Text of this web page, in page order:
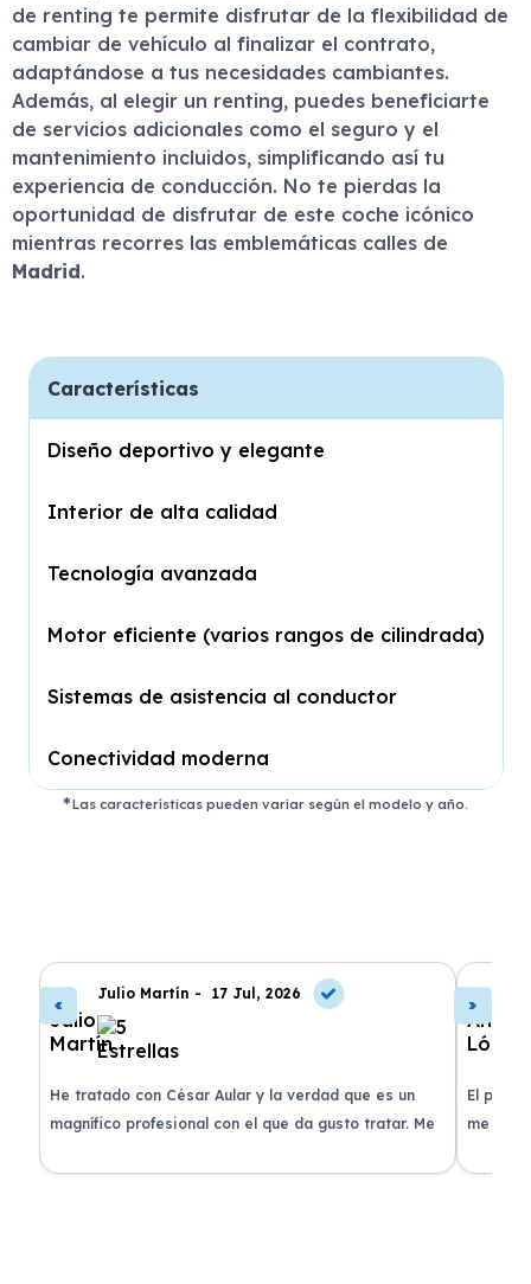
de renting te permite disfrutar de la flexibilidad de
cambiar de vehículo al finalizar el contrato,
adaptándose a tus necesidades cambiantes.
Además, al elegir un renting, puedes beneficiarte
de servicios adicionales como el seguro y el
mantenimiento incluidos, simplificando así tu
experiencia de conducción. No te pierdas la
oportunidad de disfrutar de este coche icónico
mientras recorres las emblemáticas calles de
Madrid.
Características
Diseño deportivo y elegante
Interior de alta calidad
Tecnología avanzada
Motor eficiente (varios rangos de cilindrada)
Sistemas de asistencia al conductor
Conectividad moderna
Las características pueden variar según el modelo y año.
Julio Martín - 17 Jul, 2026
He tratado con César Aular y la verdad que es un
magnífico profesional con el que da gusto tratar. Me
recomiendo un montón, muchas gracias!
El
me
plazo